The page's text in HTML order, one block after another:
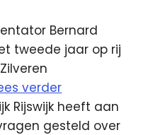
Bernard
tweede jaar op rij
verder
Rijswijk heeft aan
gesteld over